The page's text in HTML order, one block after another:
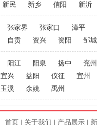
新民 新乡 信阳 新沂
张家界 张家口
漳平
自贡 资兴 资阳 邹城
阳江 阳泉 扬中
兖州
宜兴 益阳 仪征
宜州
玉溪 余姚 禹州
首页 | 关于我们 | 产品展示 |